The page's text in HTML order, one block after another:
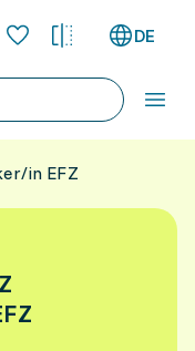
DE
in EFZ